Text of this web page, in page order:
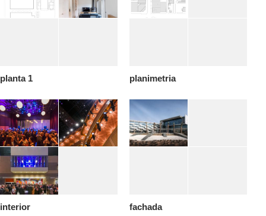
planta 1 planimetria
interior fachada